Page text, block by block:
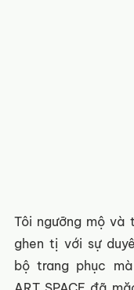
Tôi ngưỡng mộ và
ghen tị với sự
bộ trang phục